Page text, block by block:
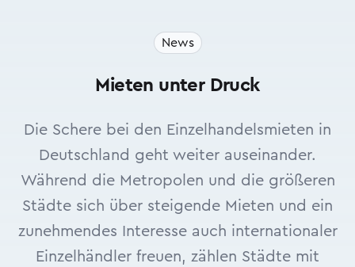
News
Mieten unter Druck
Die Schere bei den Einzelhandelsmieten in
Deutschland geht weiter auseinander.
Während die Metropolen und die größeren
Städte sich über steigende Mieten und ein
zunehmendes Interesse auch internationaler
Einzelhändler freuen, zählen Städte mit